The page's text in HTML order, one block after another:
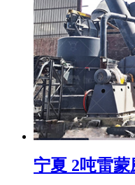
宁夏 2吨雷蒙